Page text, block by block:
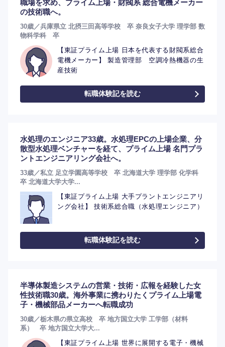
職場を求め、プライム上場・財閥系 総合電機メーカー
の技術職へ。
30歳／兵庫県立 北摂三田高等学校 卒 奈良女子大学 理学部 数
物科学科 卒
【東証プライム上場 日本を代表する財閥系総合
電機メーカー】 製造管理部 空調冷熱機器の生
産技術
転職体験記を読む
水処理のエンジニア33歳。水処理EPCの上場企業、分
散型水処理ベンチャーを経て、プライム上場 名門プラ
ントエンジニアリング会社へ。
33歳／私立 足立学園高等学校 卒 北海道大学 理学部 化学科
卒 北海道大学大学...
【東証プライム上場 大手プラントエンジニアリ
ング会社】 技術系総合職（水処理エンジニア）
転職体験記を読む
半導体製造システムの営業・技術・広報を経験した女
性技術職30歳。海外事業に携わりたくプライム上場電
子・機械部品メーカーへ転職成功
30歳／栃木県の県立高校 卒 地方国立大学 工学部（材料
系） 卒 地方国立大学大...
【東証プライム上場 世界に展開する電子・機械